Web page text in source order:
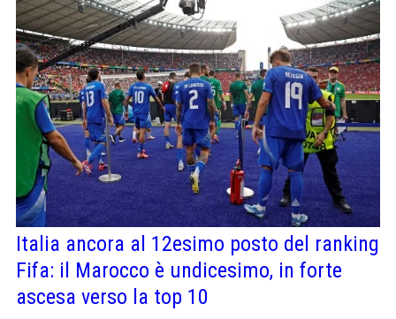
Italia ancora al 12esimo posto del ranking
Fifa: il Marocco è undicesimo, in forte
ascesa verso la top 10